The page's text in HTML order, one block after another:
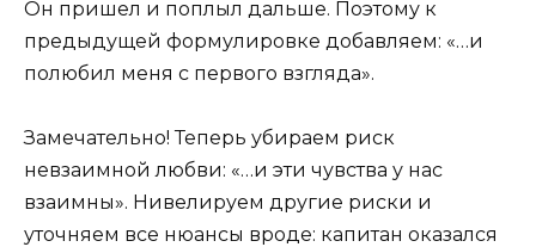
Он пришел и поплыл дальше. Поэтому к
предыдущей формулировке добавляем: «…и
полюбил меня с первого взгляда».
Замечательно! Теперь убираем риск
невзаимной любви: «…и эти чувства у нас
взаимны». Нивелируем другие риски и
уточняем все нюансы вроде: капитан оказался